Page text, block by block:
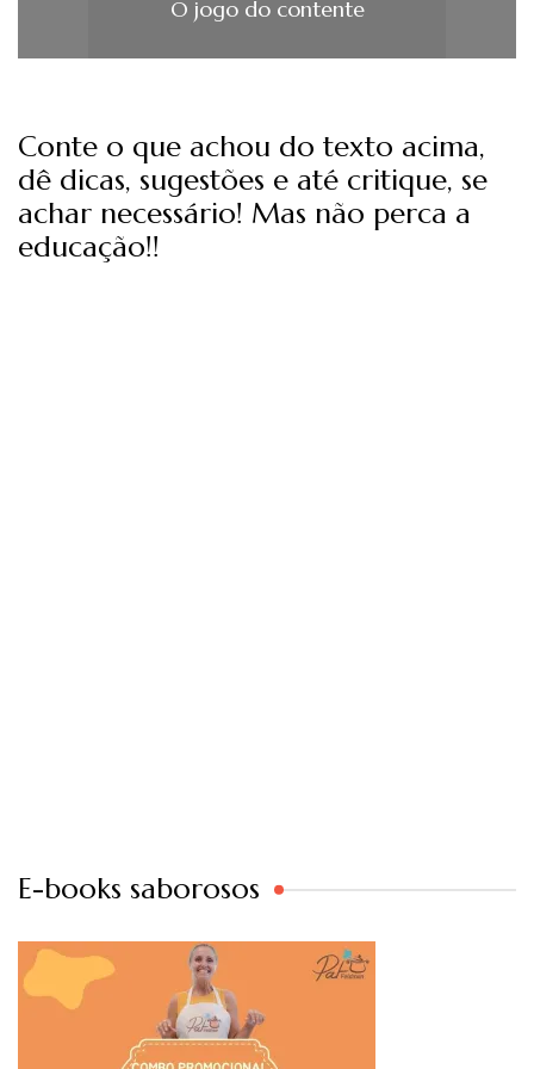
O jogo do contente
Conte o que achou do texto acima,
dê dicas, sugestões e até critique, se
achar necessário! Mas não perca a
educação!!
E-books saborosos